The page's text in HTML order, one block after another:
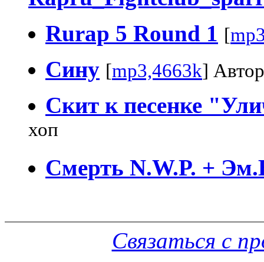
Rurap 5 Round 1 [
Сину [mp3,4663k]
Скит к песенке
хоп
Смерть N.W.P. +
Связаться с